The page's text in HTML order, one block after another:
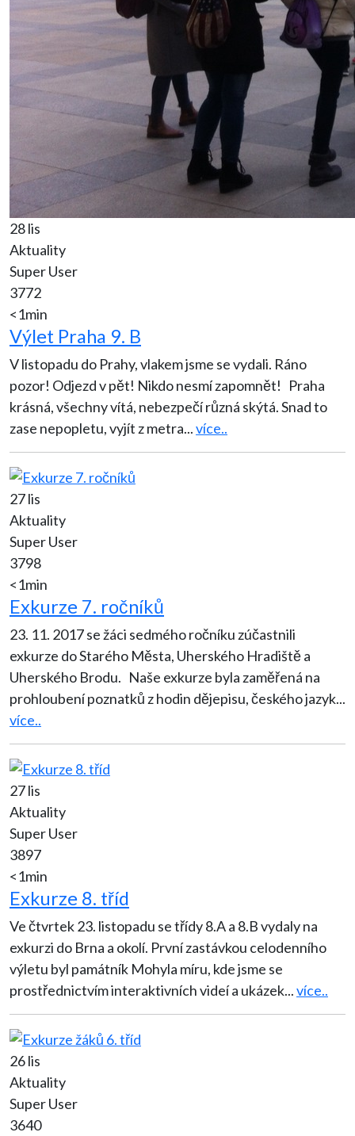
28 lis
Aktuality
Super User
3772
<1min
Výlet Praha 9. B
V listopadu do Prahy, vlakem jsme se vydali. Ráno
pozor! Odjezd v pět! Nikdo nesmí zapomnět! Praha
krásná, všechny vítá, nebezpečí různá skýtá. Snad to
zase nepopletu, vyjít z metra...více..
27 lis
Aktuality
Super User
3798
<1min
Exkurze 7. ročníků
23. 11. 2017 se žáci sedmého ročníku zúčastnili
exkurze do Starého Města, Uherského Hradiště a
Uherského Brodu. Naše exkurze byla zaměřená na
prohloubení poznatků z hodin dějepisu, českého jazyk...
více..
27 lis
Aktuality
Super User
3897
<1min
Exkurze 8. tříd
Ve čtvrtek 23. listopadu se třídy 8.A a 8.B vydaly na
exkurzi do Brna a okolí. První zastávkou celodenního
výletu byl památník Mohyla míru, kde jsme se
prostřednictvím interaktivních videí a ukázek...více..
26 lis
Aktuality
Super User
3640